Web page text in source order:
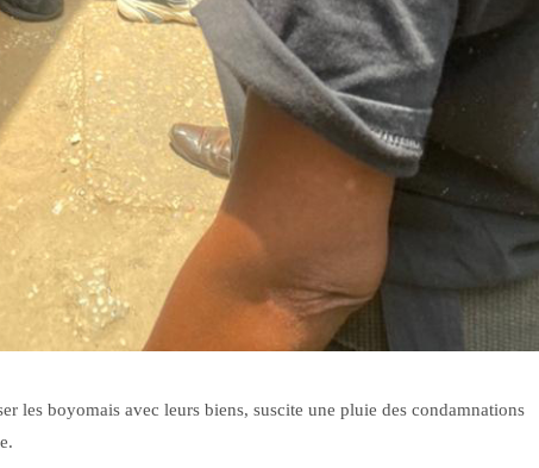
les boyomais avec leurs biens, suscite une pluie des condamnations